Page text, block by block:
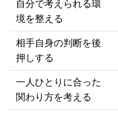
自分で考えられる環
境を整える
相手自身の判断を後
押しする
一人ひとりに合った
関わり方を考える